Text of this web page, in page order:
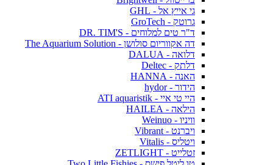
גי אייץ אל - GHL
גרוטק - GroTech
ד"ר טים למלוחים - DR. TIM'S
דה אקווריום סולושן - The Aquarium Solution
דלואה - DALUA
דלתק - Deltec
האנה - HANNA
הידור - hydor
היי טי איי - ATI aquaristik
הילאה - HAILEA
וויניו - Weinuo
ויברנט - Vibrant
ויטליס - Vitalis
זטלייט - ZETLIGHT